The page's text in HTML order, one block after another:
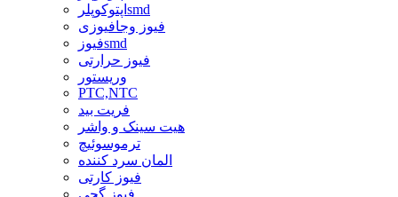
اپتوکوپلرsmd
فیوز وجافیوزی
فیوزsmd
فیوز حرارتی
وریستور
PTC,NTC
فریت بید
هیت سینک و واشر
ترموسوئیچ
المان سرد کننده
فیوز کارتی